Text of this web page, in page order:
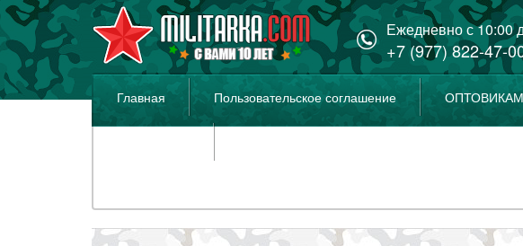
Ежедневно с 10:00
+7 (977) 822-47-
Главная Пользовательское соглашение ОПТОВИКАМ